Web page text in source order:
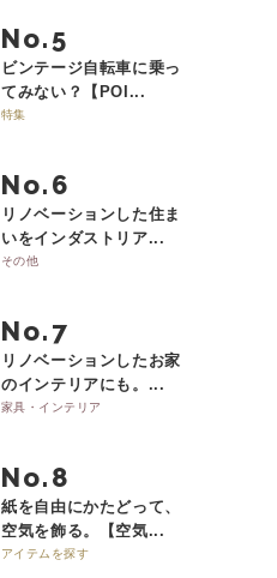
No.
ビンテージ自転車に乗っ
てみない？【POI...
特集
No.
リノベーションした住ま
いをインダストリア...
その他
No.
リノベーションしたお家
のインテリアにも。...
家具・インテリア
No.
紙を自由にかたどって、
空気を飾る。【空気...
アイテムを探す